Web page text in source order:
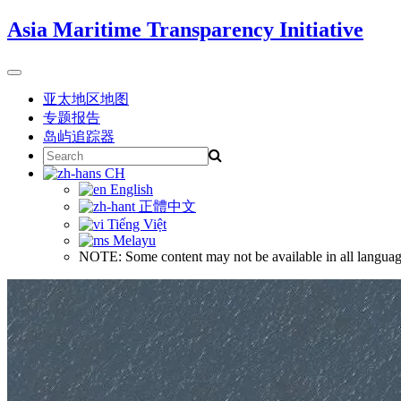
Skip
to
Asia Maritime Transparency Initiative
Toggle
navigation亚太地区地图
专题报告
岛屿追踪器
Search
for:
CH
English
正體中文
Tiếng Việt
Melayu
NOTE: Some content may not be available in all